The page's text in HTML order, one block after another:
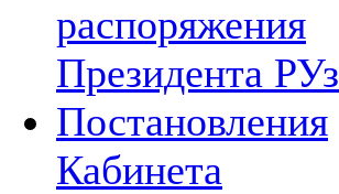
распоряжения
Президента РУз
Постановления
Кабинета